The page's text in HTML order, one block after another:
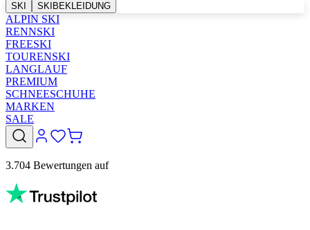
SKI SKIBEKLEIDUNG
ALPIN SKI
RENNSKI
FREESKI
TOURENSKI
LANGLAUF
PREMIUM
SCHNEESCHUHE
MARKEN
SALE
3.704 Bewertungen auf